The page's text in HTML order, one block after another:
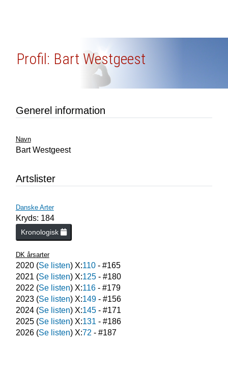
Profil: Bart Westgeest
Generel information
Navn
Bart Westgeest
Artslister
Danske Arter
Kryds: 184
Kronologisk
DK årsarter
2020(Se listen) X:110- #165
2021 (Se listen) X:125- #180
2022 (Se listen) X:116- #179
2023(Se listen) X:149- #156
2024(Se listen) X:145- #171
2025(Se listen) X:131 - #186
2026(Se listen) X:72 - #187